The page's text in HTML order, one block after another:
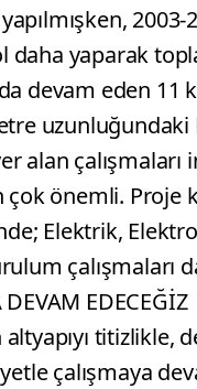
2003-
yaparak
devam eden
uzunluğundaki
alan
çok önemli.
Elektrik,
çalışmaları
DEVAM
titizlikle,
çalışmaya